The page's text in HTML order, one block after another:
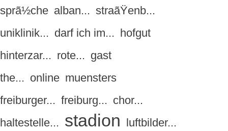
sprã½che alban... straãŸenb...
uniklinik... darf ich im... hofgut
hinterzar... rote... gast
the... online muensters
freiburger... freiburg... chor...
haltestelle... stadion luftbilder...